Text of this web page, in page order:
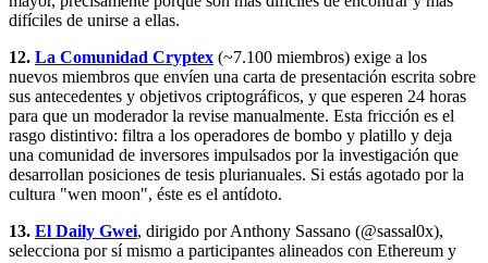
difíciles de unirse a ellas.
12. La Comunidad Cryptex (~7.100 miembros) exige a los
nuevos miembros que envíen una carta de presentación escrita sobre
sus antecedentes y objetivos criptográficos, y que esperen 24 horas
para que un moderador la revise manualmente. Esta fricción es el
rasgo distintivo: filtra a los operadores de bombo y platillo y deja
una comunidad de inversores impulsados por la investigación que
desarrollan posiciones de tesis plurianuales. Si estás agotado por la
cultura "wen moon", éste es el antídoto.
13. El Daily Gwei, dirigido por Anthony Sassano (@sassal0x),
selecciona por sí mismo a participantes alineados con Ethereum y